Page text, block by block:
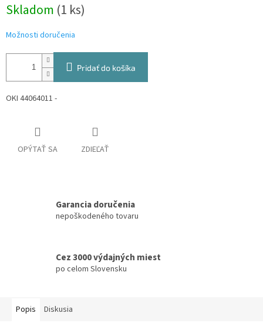
cena:
Skladom (1 ks)
Možnosti doručenia
Pridať do košíka
OKI 44064011 -
OPÝTAŤ SA ZDIEĽAŤ
Garancia doručenia
nepoškodeného tovaru
Cez 3000 výdajných miest
po celom Slovensku
Popis Diskusia